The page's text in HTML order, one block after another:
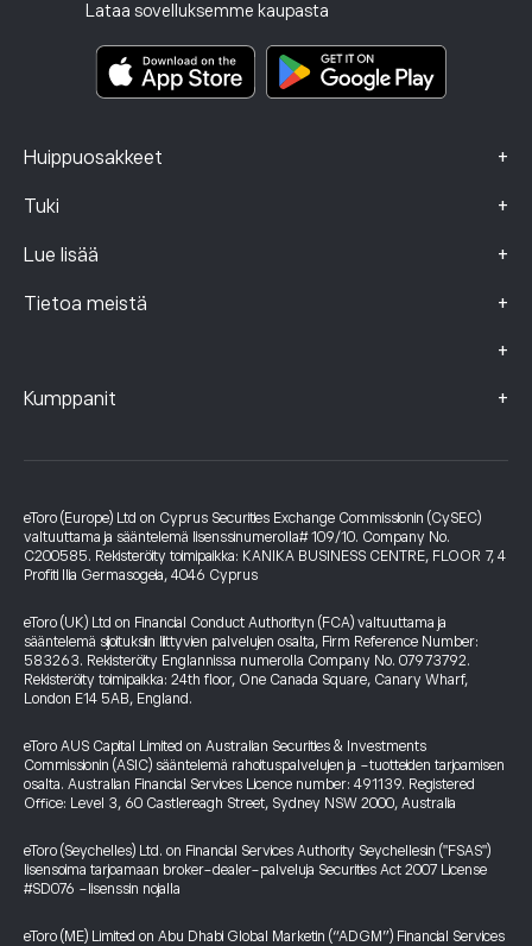
Lataa sovelluksemme kaupasta
Huippuosakkeet +
Tuki +
Lue lisää +
Tietoa meistä +
+
Keskeistä tietoa sisältävät asiakirjat
Valitustiedot (FCA-asiakkaat)
Kumppanit +
eToro (Europe) Ltd on Cyprus Securities Exchange Commissionin (CySEC)
valtuuttama ja sääntelemä lisenssinumerolla# 109/10. Company No.
C200585. Rekisteröity toimipaikka: KANIKA BUSINESS CENTRE, FLOOR 7, 4
Profiti Ilia Germasogeia, 4046 Cyprus
eToro (UK) Ltd on Financial Conduct Authorityn (FCA) valtuuttama ja
sääntelemä sijoituksiin liittyvien palvelujen osalta, Firm Reference Number:
583263. Rekisteröity Englannissa numerolla Company No. 07973792.
Rekisteröity toimipaikka: 24th floor, One Canada Square, Canary Wharf,
London E14 5AB, England.
eToro AUS Capital Limited on Australian Securities & Investments
Commissionin (ASIC) sääntelemä rahoituspalvelujen ja -tuotteiden tarjoamisen
osalta. Australian Financial Services Licence number: 491139. Registered
Office: Level 3, 60 Castlereagh Street, Sydney NSW 2000, Australia
eToro (Seychelles) Ltd. on Financial Services Authority Seychellesin ("FSAS")
lisensoima tarjoamaan broker-dealer-palveluja Securities Act 2007 License
#SD076 -lisenssin nojalla
eToro (ME) Limited on Abu Dhabi Global Marketin (“ADGM”) Financial Services